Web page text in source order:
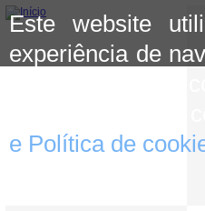
Este website
experiência de
e Política de